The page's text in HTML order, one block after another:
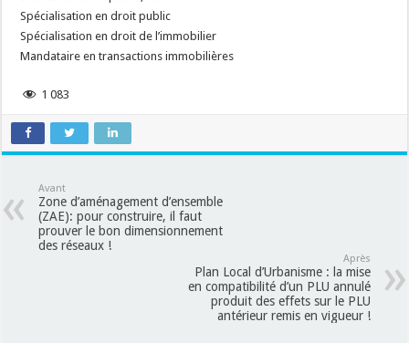
Spécialisation en droit public
Spécialisation en droit de l’immobilier
Mandataire en transactions immobilières
1 083
Avant
Zone d’aménagement d’ensemble
(ZAE): pour construire, il faut
prouver le bon dimensionnement
des réseaux !
Après
Plan Local d’Urbanisme : la mise
en compatibilité d’un PLU annulé
produit des effets sur le PLU
antérieur remis en vigueur !